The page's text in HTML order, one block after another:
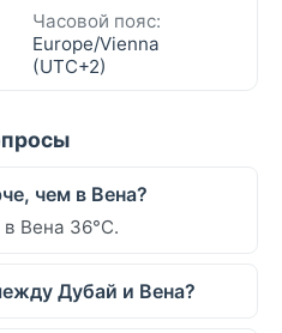
Часовой пояс:
Europe/Vienna
(UTC+2)
чем в Вена?
Вена 36°C.
Дубай и Вена?